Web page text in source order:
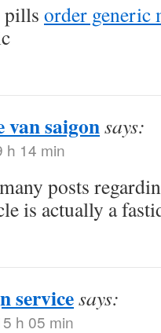
pills order generic
van saigonsays:
h 14 min
posts
is actually a
servicesays:
h 05 min